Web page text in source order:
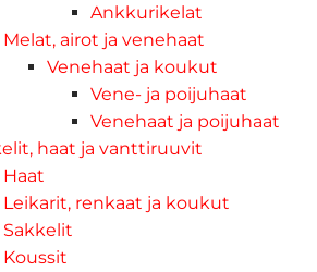
Ankkurikelat
Melat, airot ja venehaat
Venehaat ja koukut
Vene- ja poijuhaat
Venehaat ja poijuhaat
haat ja vanttiruuvit
Haat
Leikarit, renkaat ja koukut
Sakkelit
Koussit